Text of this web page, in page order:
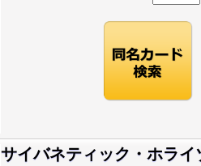
サイバネティック・ホライ